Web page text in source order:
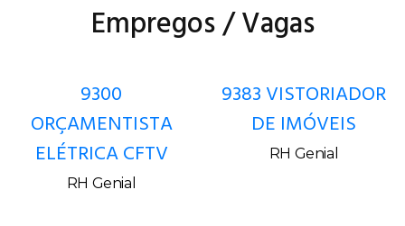
Empregos / Vagas
9300
ORÇAMENTISTA
ELÉTRICA CFTV
RH Genial
9383 VISTORIADOR
DE IMÓVEIS
RH Genial